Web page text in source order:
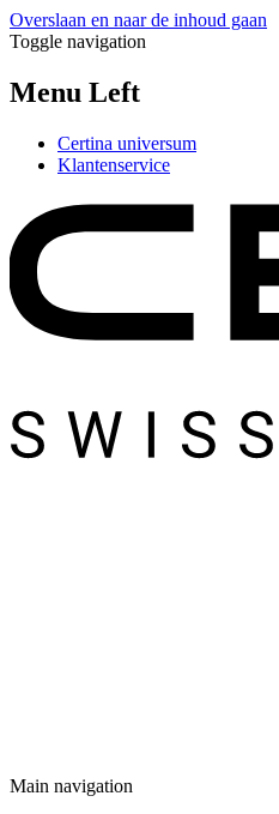
Overslaan en naar de inhoud gaan
Toggle navigation
Menu Left
Certina universum
Klantenservice
Main navigation